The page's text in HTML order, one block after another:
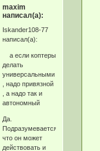
maxim
написал(а):
Iskander108-77
написал(а):
а если коптеры
делать
универсальными
, надо привязной
, а надо так и
автономный
Да.
Подразумевается,
что он может
действовать и